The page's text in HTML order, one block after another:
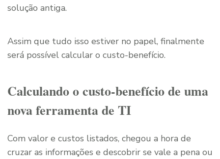
solução antiga.
Assim que tudo isso estiver no papel, finalmente
será possível calcular o custo-benefício.
Calculando o custo-benefício de uma
nova ferramenta de TI
Com valor e custos listados, chegou a hora de
cruzar as informações e descobrir se vale a pena ou